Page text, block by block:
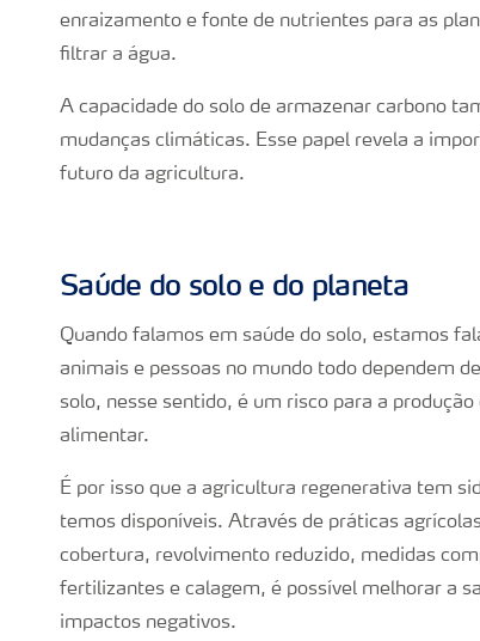
enraizamento e fonte de nutrientes para as
filtrar a água.
A capacidade do solo de armazenar carbono
mudanças climáticas. Esse papel revela a
futuro da agricultura.
Saúde do solo e do planeta
Quando falamos em saúde do solo, estamos
animais e pessoas no mundo todo dependem
solo, nesse sentido, é um risco para a
alimentar.
É por isso que a agricultura regenerativa tem
temos disponíveis. Através de práticas
cobertura, revolvimento reduzido, medidas
fertilizantes e calagem, é possível melhorar a
impactos negativos.